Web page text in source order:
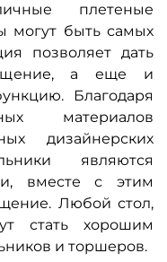
плетеные
могут быть самых
позволяет дать
а еще и
Благодаря
материалов
дизайнерских
являются
вместе с этим
Любой стол,
стать хорошим
и торшеров.